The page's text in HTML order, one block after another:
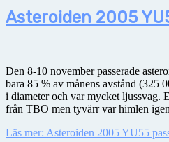
Asteroiden 2005
Den 8-10 november passerade
bara 85 % av månens avstånd (325
i diameter och var mycket ljussvag.
från TBO men tyvärr var himlen
Läs mer: Asteroiden 2005 YU55